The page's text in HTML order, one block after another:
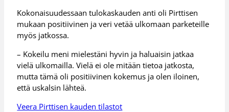
Kokonaisuudessaan tulokaskauden anti oli Pirttisen
mukaan positiivinen ja veri vetää ulkomaan parketeille
myös jatkossa.
– Kokeilu meni mielestäni hyvin ja haluaisin jatkaa
vielä ulkomailla. Vielä ei ole mitään tietoa jatkosta,
mutta tämä oli positiivinen kokemus ja olen iloinen,
että uskalsin lähteä.
Veera Pirttisen kauden tilastot